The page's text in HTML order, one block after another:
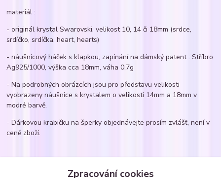
materiál :
- originál krystal Swarovski, velikost 10, 14 či 18mm (srdce,
srdíčko, srdíčka, heart, hearts)
- náušnicový háček s klapkou, zapínání na dámský patent : Stříbro
Ag925/1000, výška cca 18mm, váha 0,7g
- Na podrobných obrázcích jsou pro představu velikosti
vyobrazeny náušnice s krystalem o velikosti 14mm a 18mm v
modré barvě.
- Dárkovou krabičku na šperky objednávejte prosím zvlášť, není v
ceně zboží.
Zboží zařazeno v kategoriích
Zpracování cookies